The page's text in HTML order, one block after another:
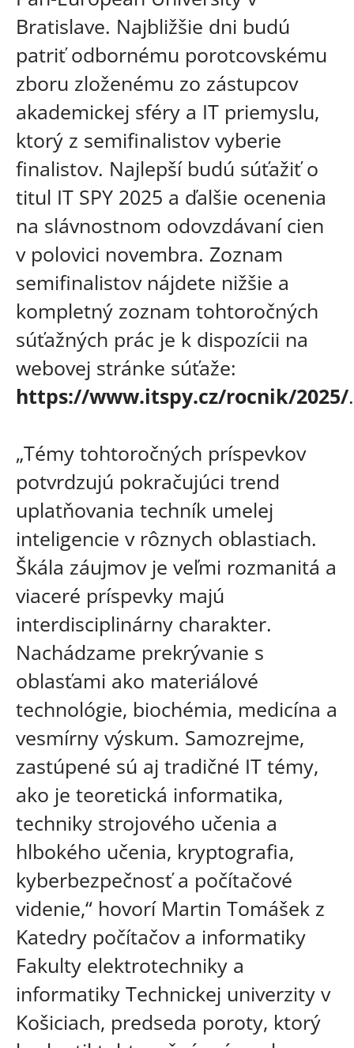
Bratislave. Najbližšie dni budú
patriť odbornému porotcovskému
zboru zloženému zo zástupcov
akademickej sféry a IT priemyslu,
ktorý z semifinalistov vyberie
finalistov. Najlepší budú súťažiť o
titul IT SPY 2025 a ďalšie ocenenia
na slávnostnom odovzdávaní cien
v polovici novembra. Zoznam
semifinalistov nájdete nižšie a
kompletný zoznam tohtoročných
súťažných prác je k dispozícii na
webovej stránke súťaže:
https://www.itspy.cz/rocnik/2025/.
„Témy tohtoročných príspevkov
potvrdzujú pokračujúci trend
uplatňovania techník umelej
inteligencie v rôznych oblastiach.
Škála záujmov je veľmi rozmanitá a
viaceré príspevky majú
interdisciplinárny charakter.
Nachádzame prekrývanie s
oblasťami ako materiálové
technológie, biochémia, medicína a
vesmírny výskum. Samozrejme,
zastúpené sú aj tradičné IT témy,
ako je teoretická informatika,
techniky strojového učenia a
hlbokého učenia, kryptografia,
kyberbezpečnosť a počítačové
videnie,“ hovorí Martin Tomášek z
Katedry počítačov a informatiky
Fakulty elektrotechniky a
informatiky Technickej univerzity v
Košiciach, predseda poroty, ktorý